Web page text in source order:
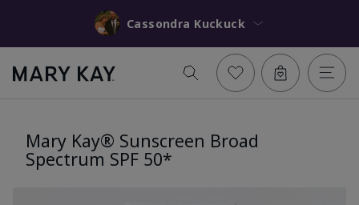
Cassondra Kuckuck
Mary Kay® Sunscreen Broad
Spectrum SPF 50*